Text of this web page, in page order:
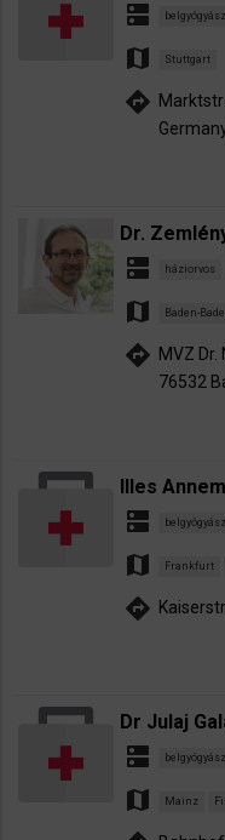
dns belgyógyász
map Stuttgart
directions
Dr.
dns háziorvos
map Baden-
directions MVZ Dr.
76532
Illes
dns belgyógyász
map Frankfurt
directions
Dr Julaj
dns belgyógyász
map Mainz